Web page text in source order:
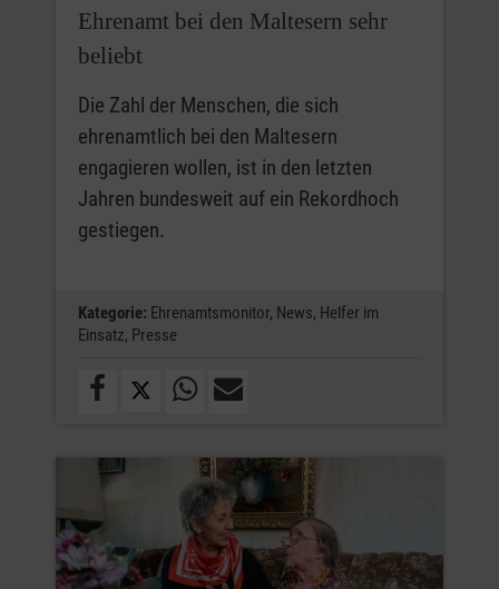
Ehrenamt bei den Maltesern sehr
beliebt
Die Zahl der Menschen, die sich
ehrenamtlich bei den Maltesern
engagieren wollen, ist in den letzten
Jahren bundesweit auf ein Rekordhoch
gestiegen.
Kategorie: Ehrenamtsmonitor, News, Helfer im
Einsatz, Presse